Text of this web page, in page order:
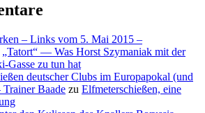
– Links vom 5. Mai 2015 –
„Tatort“ — Was Horst Szymaniak mit der
Gasse zu tun hat
deutscher Clubs im Europapokal (und
Trainer Baade zu Elfmeterschießen, eine